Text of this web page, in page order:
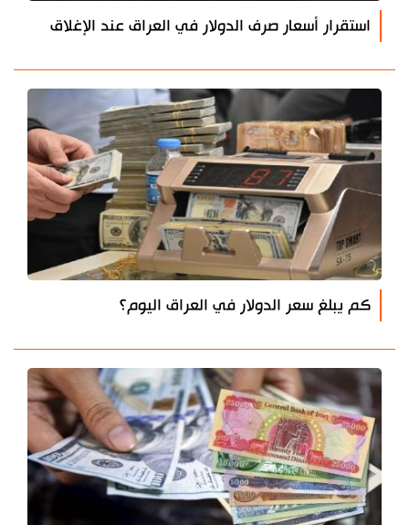
استقرار أسعار صرف الدولار في العراق عند الإغلاق
كم يبلغ سعر الدولار في العراق اليوم؟